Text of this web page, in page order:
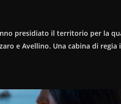
presidiato il territorio per la
e Avellino. Una cabina di